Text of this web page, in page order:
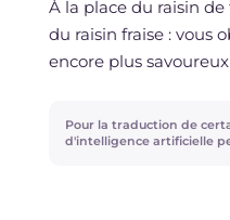
À la place du raisin
du raisin fraise : vous
encore plus savoureux
Pour la traduction de
d'intelligence artificielle